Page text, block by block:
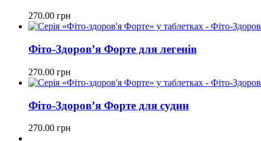
270.00 грн
Фіто-Здоров’я Форте для легенів
270.00 грн
Фіто-Здоров’я Форте для судин
270.00 грн